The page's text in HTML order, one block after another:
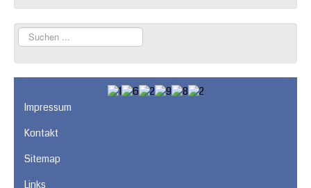
Suchen
...
Impressum
Kontakt
Sitemap
Links